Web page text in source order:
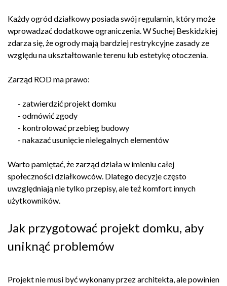
Każdy ogród działkowy posiada swój regulamin, który może
wprowadzać dodatkowe ograniczenia. W Suchej Beskidzkiej
zdarza się, że ogrody mają bardziej restrykcyjne zasady ze
względu na ukształtowanie terenu lub estetykę otoczenia.
Zarząd ROD ma prawo:
- zatwierdzić projekt domku
- odmówić zgody
- kontrolować przebieg budowy
- nakazać usunięcie nielegalnych elementów
Warto pamiętać, że zarząd działa w imieniu całej
społeczności działkowców. Dlatego decyzje często
uwzględniają nie tylko przepisy, ale też komfort innych
użytkowników.
Jak przygotować projekt domku, aby
uniknąć problemów
Projekt nie musi być wykonany przez architekta, ale powinien